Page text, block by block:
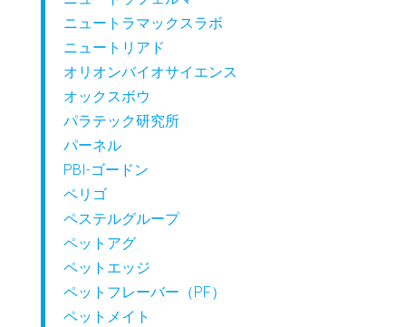
ニュートラマックスラボ
ニュートリアド
オリオンバイオサイエンス
オックスボウ
パラテック研究所
パーネル
PBI-ゴードン
ペリゴ
ペステルグループ
ペットアグ
ペットエッジ
ペットフレーバー（PF）
ペットメイト